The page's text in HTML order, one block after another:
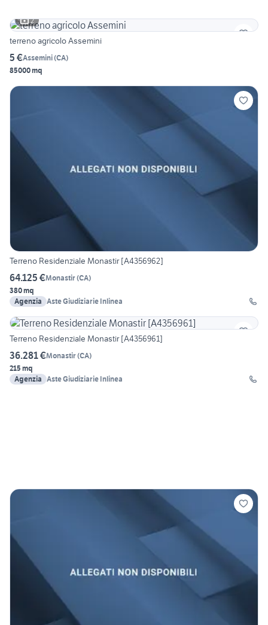
2
terreno agricolo Assemini
5 €Assemini(CA)
85000 mq
Terreno Residenziale Monastir [A4356962]
64.125 €Monastir(CA)
380 mq
Agenzia Aste Giudiziarie Inlinea
Terreno Residenziale Monastir [A4356961]
36.281 €Monastir(CA)
215 mq
Agenzia Aste Giudiziarie Inlinea